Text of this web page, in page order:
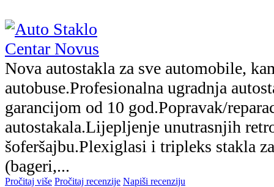
Nova autostakla za sve automobile,
autobuse.Profesionalna ugradnja
garancijom od 10 god.Popravak/
autostakala.Lijepljenje unutrasnjih
šoferšajbu.Plexiglasi i tripleks stakla
(bageri,...
Pročitaj više Pročitaj recenzije Napiši recenziju